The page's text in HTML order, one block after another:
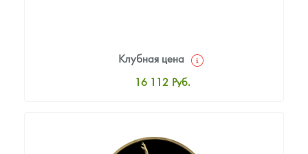
Клубная цена
16 112 Руб.
Цена выкупа